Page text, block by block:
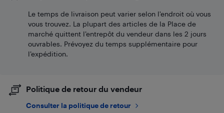
Le temps de livraison peut varier selon l'endroit où vous
vous trouvez. La plupart des articles de la Place de
marché quittent l’entrepôt du vendeur dans les 2 jours
ouvrables. Prévoyez du temps supplémentaire pour
l’expédition.
Politique de retour du vendeur
Consulter la politique de retour